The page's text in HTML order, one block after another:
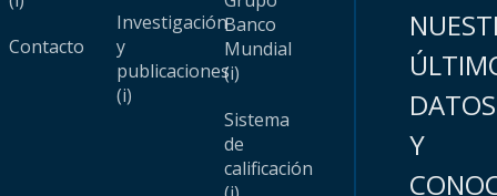
Contacto
Investigación
y
publicaciones
(i)
Banco
Mundial
(i)
Sistema
de
calificación
DATOS
Y